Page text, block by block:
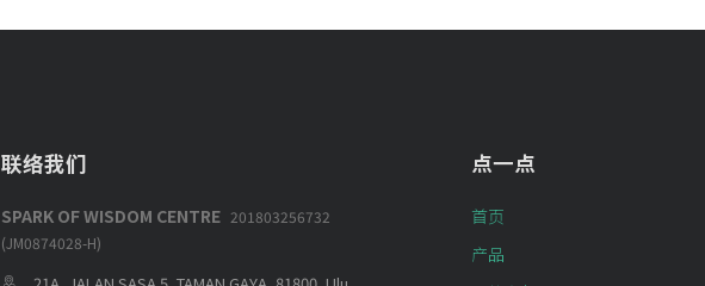
联络我们
SPARK OF WISDOM CENTRE 201803256732
(JM0874028-H)
点一点
首页
产品